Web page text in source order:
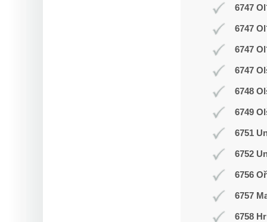
6747
6747
6747
6747
6748
6749
6751
6752
6756
6757
6758